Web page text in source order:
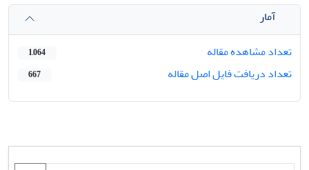
آمار
تعداد مشاهده مقاله
1,064
تعداد دریافت فایل اصل مقاله 667